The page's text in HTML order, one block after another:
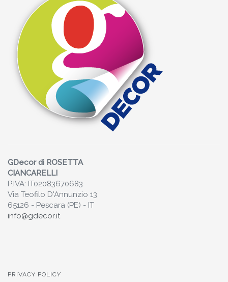
GDecor di ROSETTA
CIANCARELLI
P.IVA: IT02083670683
Via Teofilo D'Annunzio 13
65126 - Pescara (PE) - IT
info@gdecor.it
PRIVACY POLICY